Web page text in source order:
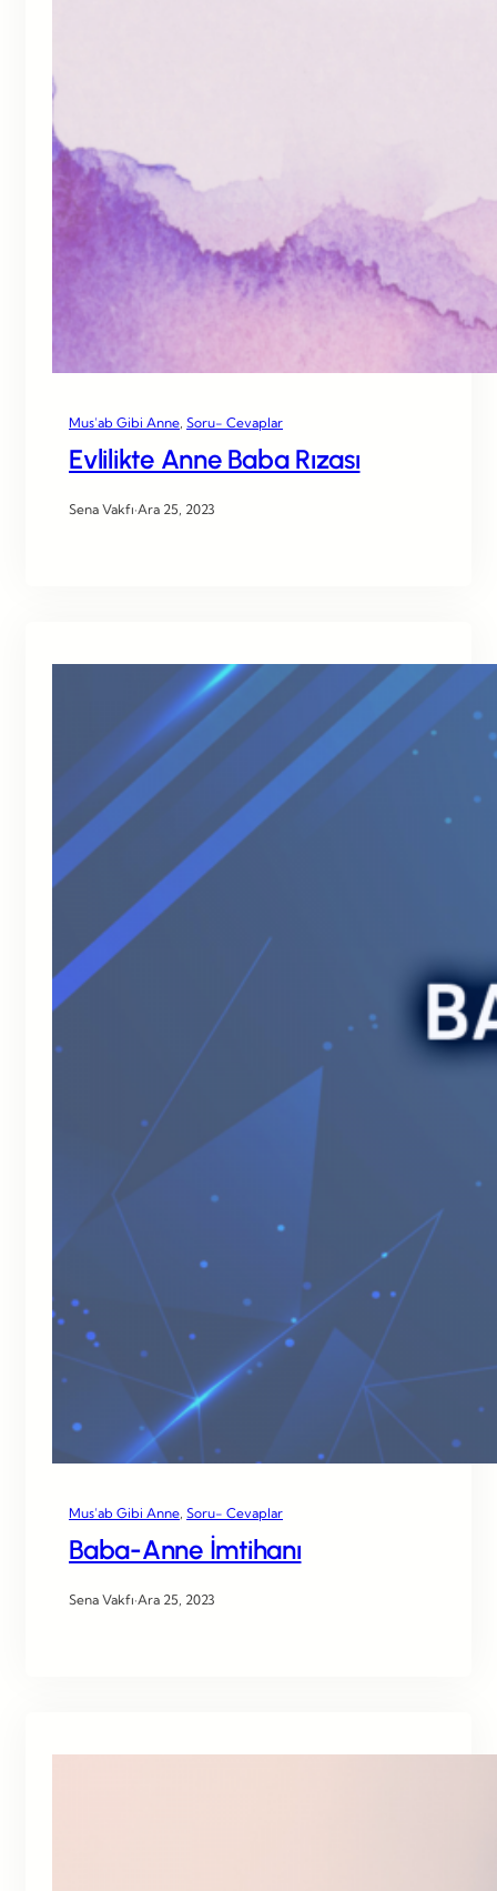
Mus’ab Gibi Anne Soru- Cevaplar
Evlilikte Anne Baba Rızası
Sena Vakfı·Ara 25, 2023
Mus’ab Gibi Anne Soru- Cevaplar
Baba-Anne İmtihanı
Sena Vakfı·Ara 25, 2023